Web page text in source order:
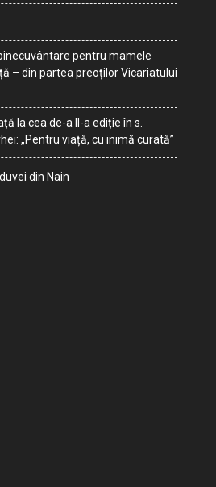
pentru mamele
– din partea preoților Vicariatului
la cea de-a II-a ediție în s.
„Pentru viață, cu inimă curată”
din Nain